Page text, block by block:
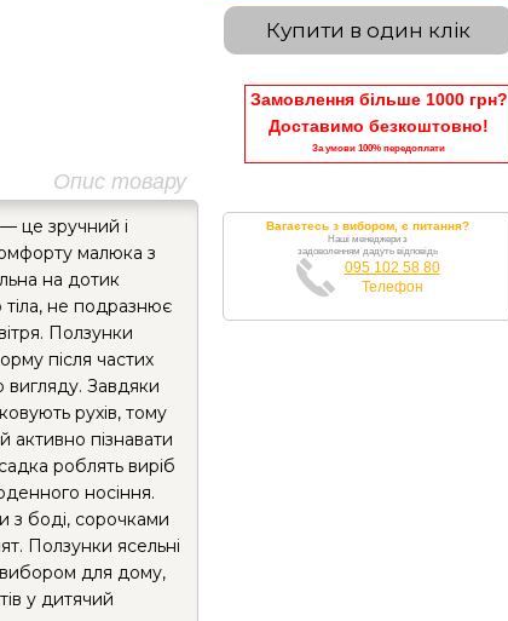
Купити в один клік
Замовлення більше 1000 грн?
Доставимо безкоштовно!
За умови 100% передоплати
Опис товару
це зручний і
малюка з
на дотик
не подразнює
Ползунки
після частих
вигляду. Завдяки
рухів, тому
активно пізнавати
роблять виріб
носіння.
з боді, сорочками
Ползунки ясельні
вибором для дому,
у дитячий
Вагаєтесь з вибором, є питання?
Наші менеджери з
задоволенням дадуть відповідь
095 102 58 80
Телефон